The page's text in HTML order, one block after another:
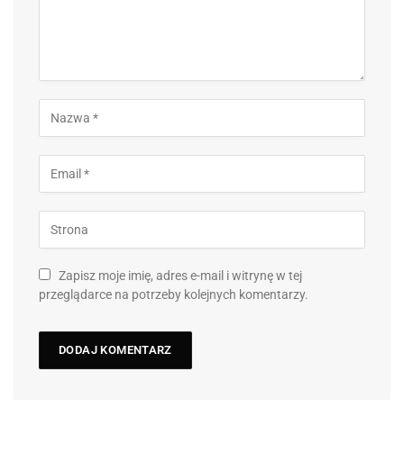
Zapisz moje imię, adres e-mail i witrynę w tej
przeglądarce na potrzeby kolejnych komentarzy.